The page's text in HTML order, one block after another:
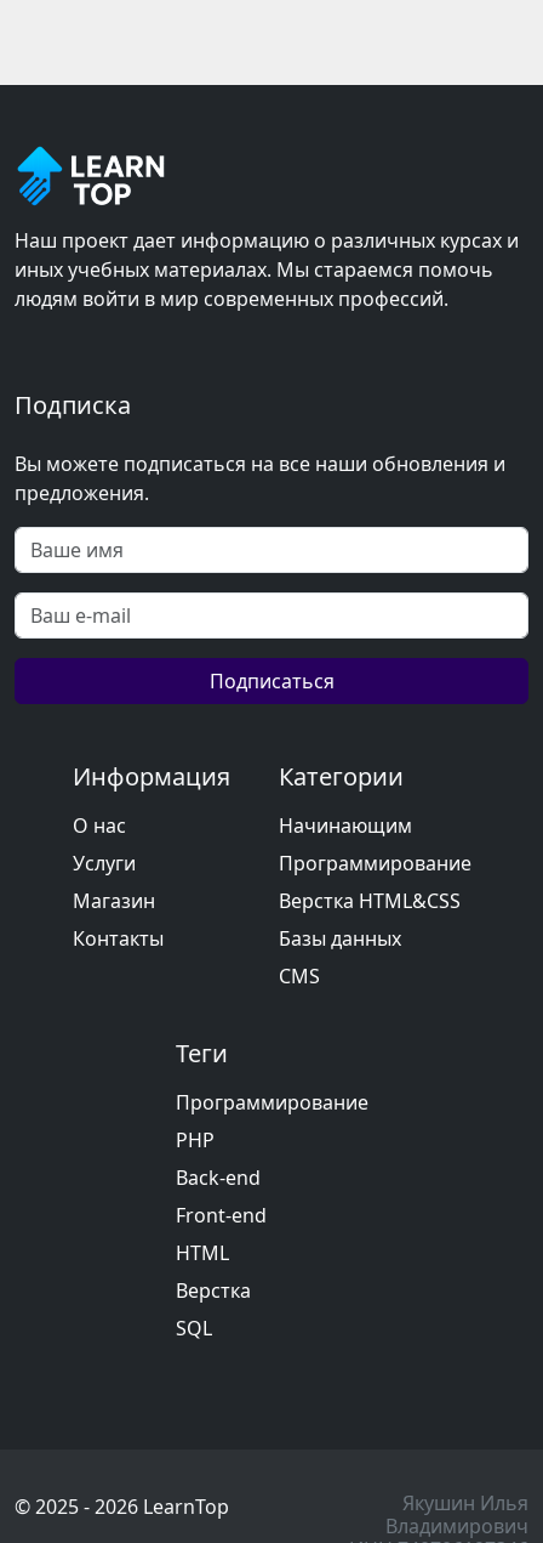
Наш проект дает информацию о различных курсах и
иных учебных материалах. Мы стараемся помочь
людям войти в мир современных профессий.
Подписка
Вы можете подписаться на все наши обновления и
предложения.
Подписаться
Информация
О нас
Услуги
Магазин
Контакты
Категории
Начинающим
Программирование
Верстка HTML&CSS
Базы данных
CMS
Теги
Программирование
PHP
Back-end
Front-end
HTML
Верстка
SQL
© 2025 - 2026 LearnTop
Якушин Илья
Владимирович